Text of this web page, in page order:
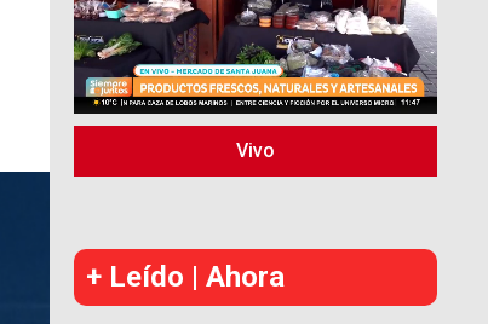
Vivo
+ Leído | Ahora